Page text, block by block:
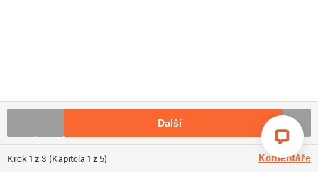
Krok 1 z3 (Kapitola 1 z 5) Komentáře
Další